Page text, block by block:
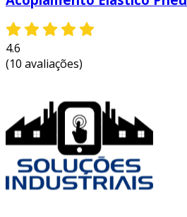
4.6
(10 avaliações)